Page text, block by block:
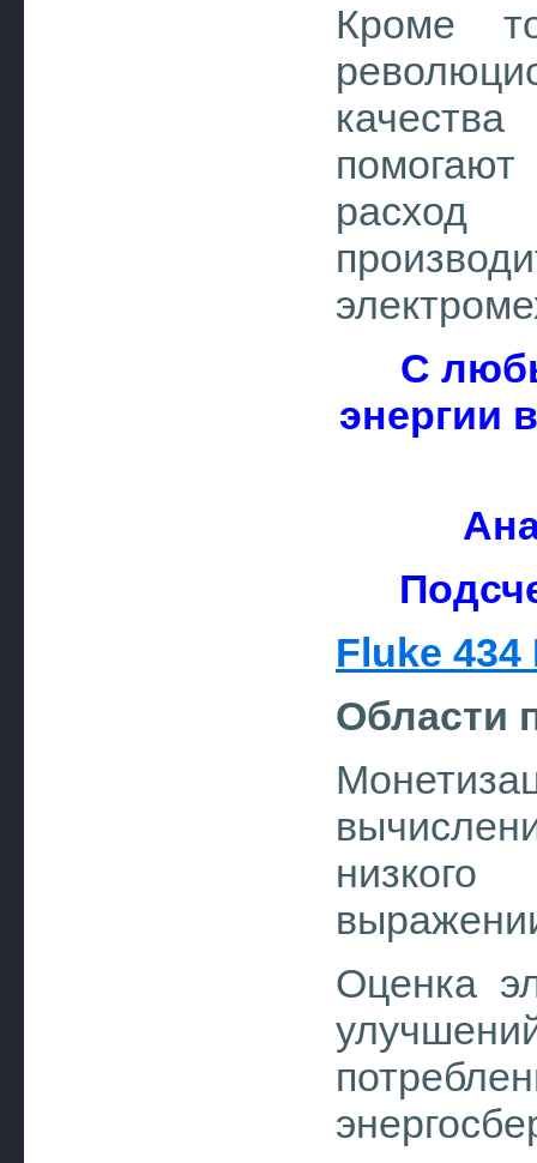
Кроме
расход
С
энергии
Fluke 434
Области
Оценка